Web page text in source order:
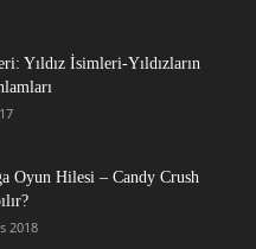
Yıldız İsimleri-Yıldızların
Oyun Hilesi – Candy Crush
2018